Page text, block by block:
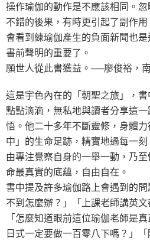
操作瑜伽的動作是不應該相同。
不錯的後果，有時更引起了副作
會看到練瑜伽產生的負面新聞也
書前聲明的重要了。
願世人從此書獲益。──廖俊裕，
這是宇色內在的「朝聖之旅」，
點點滴滴，無私地與讀者分享這
悟。他二十多年不斷靈修，身體
中」的生命足跡，精實地過每一
由專注覺察自身的一舉一動，乃
命最真實的底蘊，自由自在。
書中提及許多瑜伽路上會遇到的
不到怎麼辦？」「上課老師講英文
「怎麼知道眼前這位瑜伽老師是
日式一定要做一百零八下嗎？」